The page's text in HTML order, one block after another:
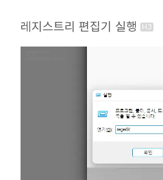
레지스트리 편집기 실행